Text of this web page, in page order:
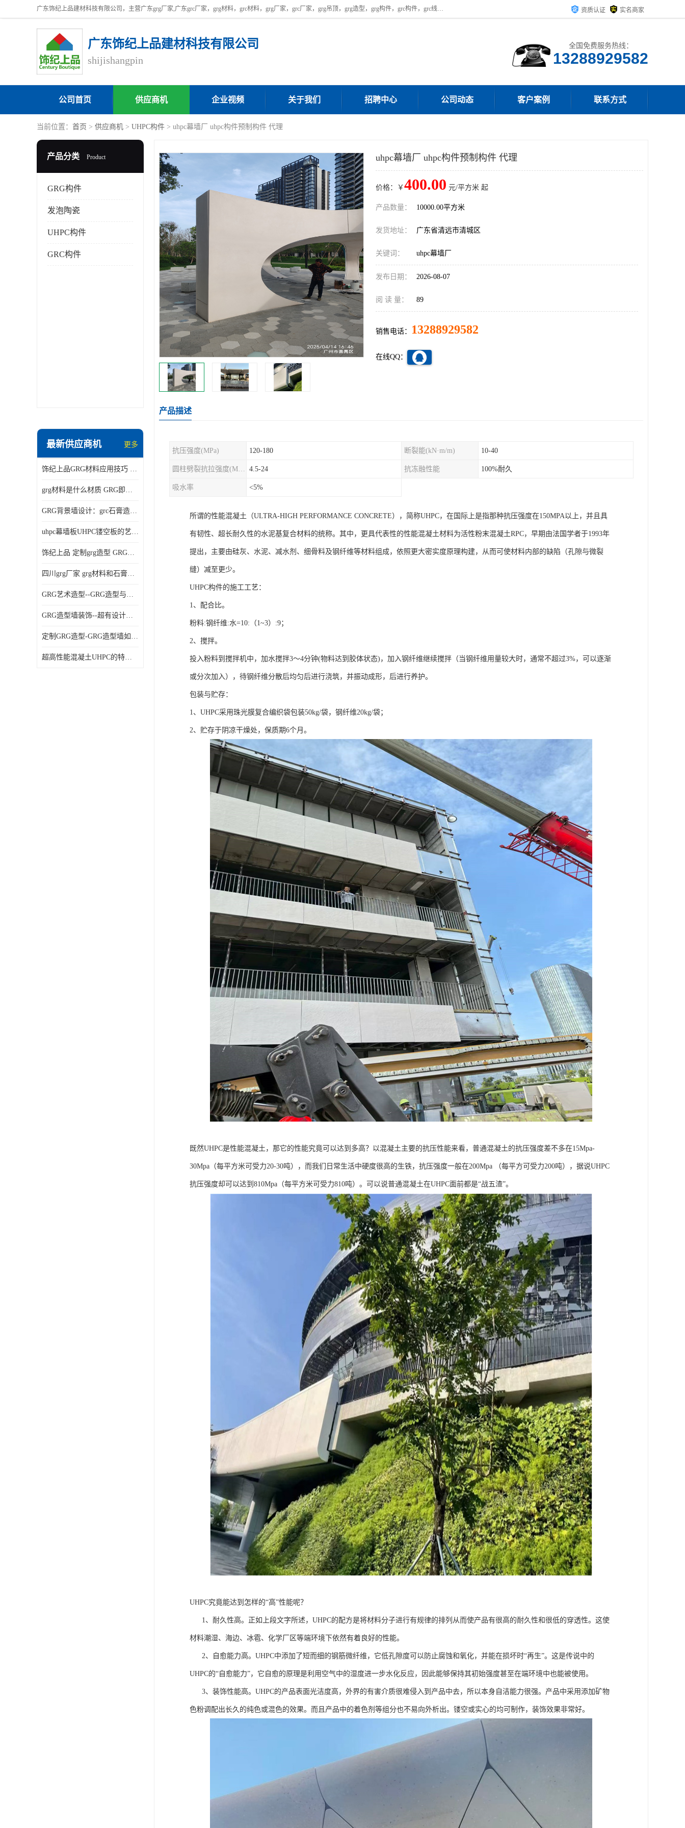
广东饰纪上品建材科技有限公司，主营广东grg厂家,广东grc厂家，grg材料，grc材料，grg厂家，grc厂家，grg吊顶，grg造型，grg构件，grc构件，grc线条，grc构件厂家,，grg材料生产厂家，grg材料定制，uhpc，uhpc厂家，uhpc外墙挂板，uhpc镂空幕墙板，厂房位于广东清远，如果您对我公司的产品服务感兴趣，请联系我们。 资质认证 实名商家
广东饰纪上品建材科技有限公司
shijishangpin
全国免费服务热线：
13288929582
公司首页 供应商机 企业视频 关于我们 招聘中心 公司动态 客户案例 联系方式
当前位置： 首页 > 供应商机 > UHPC构件 > uhpc幕墙厂 uhpc构件预制构件 代理
产品分类 Product
GRG构件
发泡陶瓷
UHPC构件
GRC构件
最新供应商机 更多
饰纪上品GRG材料应用技巧 如何在工程中实现装饰效果
grg材料是什么材质 GRG即玻璃纤维增强石膏
GRG背景墙设计：grc石膏造型的创意灵感集
uhpc幕墙板UHPC镂空板的艺术：UHPC材质的革新力量
饰纪上品 定制grg造型 GRG吊材料特性与厚度
四川grg厂家 grg材料和石膏的区别
GRG艺术造型--GRG造型与会展中心装饰空间的**碰撞
GRG造型墙装饰--超有设计感的网红打卡餐厅GRG造型墙面
定制GRG造型-GRG造型墙如何上颜色
超高性能混凝土UHPC的特点和UHPC技术要求
uhpc幕墙厂 uhpc构件预制构件 代理
价格：￥ 400.00 元/平方米 起
产品数量： 10000.00平方米
发货地址： 广东省清远市清城区
关键词： uhpc幕墙厂
发布日期： 2026-08-07
阅 读 量： 89
销售电话： 13288929582
在线QQ：
产品描述
抗压强度(MPa) 120-180 断裂能(kN·m/m) 10-40
圆柱劈裂抗拉强度(MPa) 4.5-24 抗冻融性能 100%耐久
吸水率 <5%
所谓的性能混凝土（ULTRA-HIGH PERFORMANCE CONCRETE），简称UHPC，在国际上是指那种抗压强度在150MPA以上，并且具
有韧性、超长耐久性的水泥基复合材料的统称。其中，更具代表性的性能混凝土材料为活性粉末混凝土RPC，早期由法国学者于1993年
提出，主要由硅灰、水泥、减水剂、细骨料及钢纤维等材料组成，依照更大密实度原理构建，从而可使材料内部的缺陷（孔隙与微裂
缝）减至更少。
UHPC构件的施工工艺：
1、配合比。
粉料:钢纤维:水=10:（1~3）:9；
2、搅拌。
投入粉料到搅拌机中，加水搅拌3～4分钟(物料达到胶体状态)，加入钢纤维继续搅拌（当钢纤维用量较大时，通常不超过3%，可以逐渐
或分次加入），待钢纤维分散后均匀后进行浇筑，并振动成形，后进行养护。
包装与贮存：
1、UHPC采用珠光膜复合编织袋包装50kg/袋，钢纤维20kg/袋；
2、贮存于阴凉干燥处，保质期6个月。
既然UHPC是性能混凝土，那它的性能究竟可以达到多高？以混凝土主要的抗压性能来看，普通混凝土的抗压强度差不多在15Mpa-
30Mpa（每平方米可受力20-30吨），而我们日常生活中硬度很高的生铁，抗压强度一般在200Mpa （每平方可受力200吨），据说UHPC
抗压强度却可以达到810Mpa（每平方米可受力810吨）。可以说普通混凝土在UHPC面前都是“战五渣”。
UHPC究竟能达到怎样的“高”性能呢？
1、耐久性高。正如上段文字所述，UHPC的配方是将材料分子进行有规律的排列从而使产品有很高的耐久性和很低的穿透性。这使
材料潮湿、海边、冰雹、化学厂区等端环境下依然有着良好的性能。
2、自愈能力高。UHPC中添加了短而细的钢筋微纤维，它低孔隙度可以防止腐蚀和氧化，并能在损坏时“再生”。这是传说中的
UHPC的“自愈能力”，它自愈的原理是利用空气中的湿度进一步水化反应，因此能够保持其初始强度甚至在端环境中也能被使用。
3、装饰性能高。UHPC的产品表面光洁度高，外界的有害介质很难侵入到产品中去，所以本身自洁能力很强。产品中采用添加矿物
色粉调配出长久的纯色或混色的效果。而且产品中的着色剂等组分也不易向外析出。镂空或实心的均可制作，装饰效果非常好。